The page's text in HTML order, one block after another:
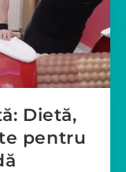
Dietă,
pentru